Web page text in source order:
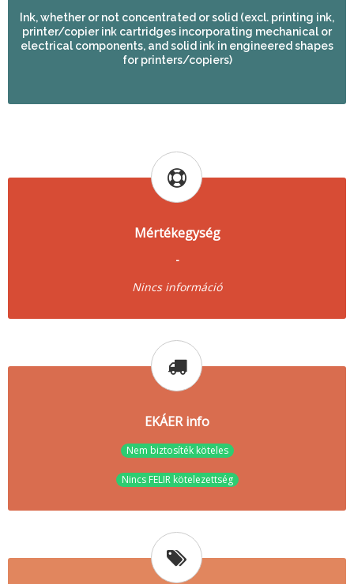
Ink, whether or not concentrated or solid (excl. printing ink,
printer/copier ink cartridges incorporating mechanical or
electrical components, and solid ink in engineered shapes
for printers/copiers)
Mértékegység
-
Nincs információ
EKÁER info
Nem biztosíték köteles
Nincs FELIR kötelezettség